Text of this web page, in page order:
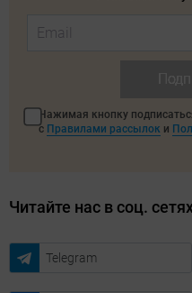
Нажимая кнопку
с Правилами рассылок и
Читайте нас в соц.
Telegram